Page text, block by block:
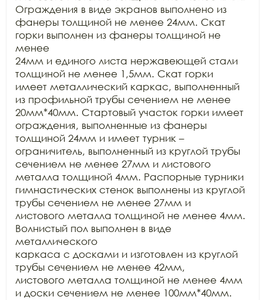
Ограждения в виде экранов выполнено из
фанеры толщиной не менее 24мм. Скат
горки выполнен из фанеры толщиной не
менее
24мм и единого листа нержавеющей стали
толщиной не менее 1,5мм. Скат горки
имеет металлический каркас, выполненный
из профильной трубы сечением не менее
20мм*40мм. Стартовый участок горки имеет
ограждения, выполненные из фанеры
толщиной 24мм и имеет турник –
ограничитель, выполненный из круглой трубы
сечением не менее 27мм и листового
металла толщиной 4мм. Распорные турники
гимнастических стенок выполнены из круглой
трубы сечением не менее 27мм и
листового металла толщиной не менее 4мм.
Волнистый пол выполнен в виде
металлического
каркаса с досками и изготовлен из круглой
трубы сечением не менее 42мм,
листового металла толщиной не менее 4мм
и доски сечением не менее 100мм*40мм.